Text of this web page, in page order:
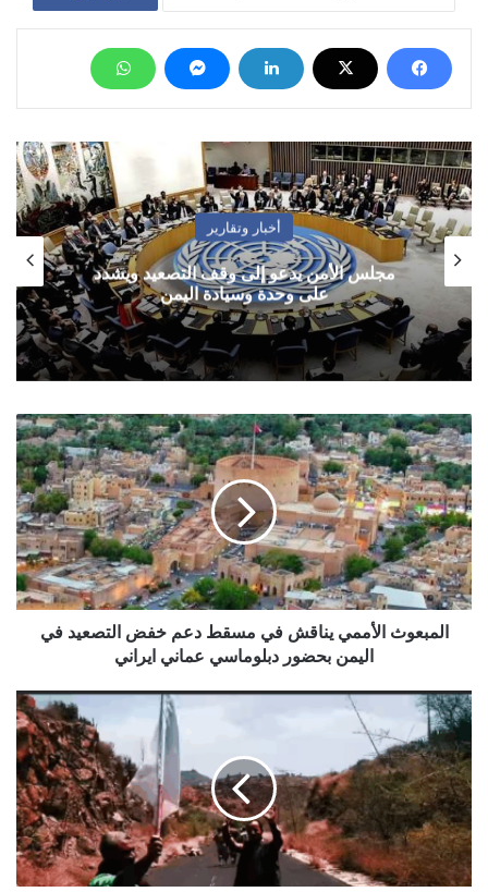
أخبار وتقارير
مجلس الأمن يدعو إلى وقف التصعيد ويشدد
على وحدة وسيادة اليمن
المبعوث
الأممي
يناقش
في
مسقط
دعم
خفض
التصعيد
في
اليمن
عماني
ايراني
المبعوث الأممي يناقش في مسقط دعم خفض التصعيد في
اليمن بحضور دبلوماسي عماني ايراني
ايذانا
بفتح
الطريق
الاقليمي
الرابط
بين
صنعاء
وعدن
..